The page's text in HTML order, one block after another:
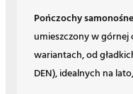
Pończochy samonośne
umieszczony w górnej
wariantach, od
DEN), idealnych na